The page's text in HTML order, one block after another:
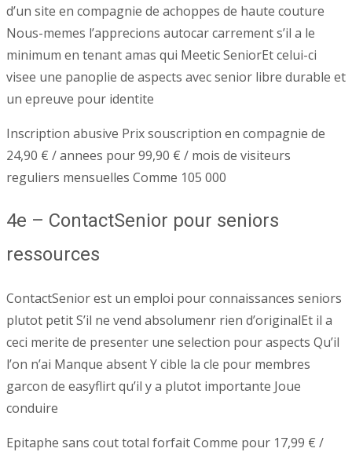
d’un site en compagnie de achoppes de haute couture
Nous-memes l’apprecions autocar carrement s’il a le
minimum en tenant amas qui Meetic SeniorEt celui-ci
visee une panoplie de aspects avec senior libre durable et
un epreuve pour identite
Inscription abusive Prix souscription en compagnie de
24,90 € / annees pour 99,90 € / mois de visiteurs
reguliers mensuelles Comme 105 000
4e – ContactSenior pour seniors
ressources
ContactSenior est un emploi pour connaissances seniors
plutot petit S’il ne vend absolumenr rien d’originalEt il a
ceci merite de presenter une selection pour aspects Qu’il
l’on n’ai Manque absent Y cible la cle pour membres
garcon de easyflirt qu’il y a plutot importante Joue
conduire
Epitaphe sans cout total forfait Comme pour 17,99 € /